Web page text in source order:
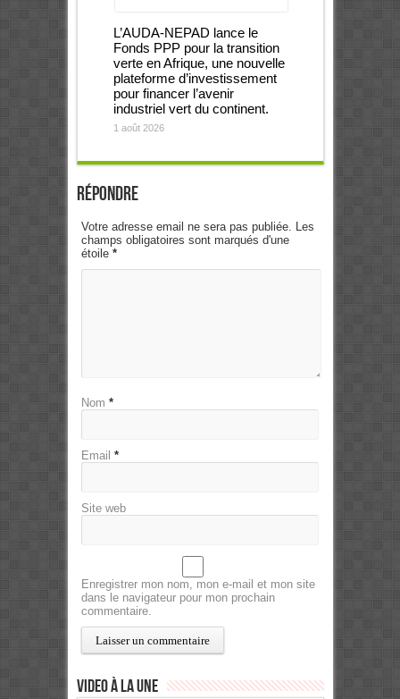
L’AUDA-NEPAD lance le
Fonds PPP pour la transition
verte en Afrique, une nouvelle
plateforme d’investissement
pour financer l’avenir
industriel vert du continent.
1 août 2026
Répondre
Votre adresse email ne sera pas publiée. Les
champs obligatoires sont marqués d'une
étoile *
Nom *
Email *
Site web
Enregistrer mon nom, mon e-mail et mon site
dans le navigateur pour mon prochain
commentaire.
Video à la Une